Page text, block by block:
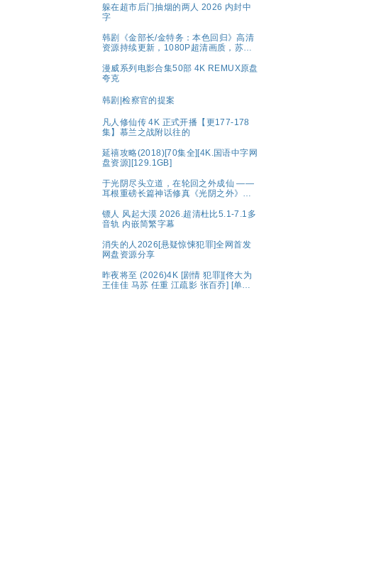
躲在超市后门抽烟的两人 2026 内封中
字
韩剧《金部长/金特务：本色回归》高清
资源持续更新，1080P超清画质，苏志
分享
漫威系列电影合集50部 4K REMUX原盘
夸克
韩剧|检察官的提案
凡人修仙传 4K 正式开播【更177-178
集】慕兰之战附以往的
延禧攻略(2018)[70集全][4K.国语中字网
盘资源][129.1GB]
于光阴尽头立道，在轮回之外成仙 ——
耳根重磅长篇神话修真《光阴之外》典
镖人 风起大漠 2026.超清杜比5.1-7.1多
音轨 内嵌简繁字幕
消失的人2026[悬疑惊悚犯罪]全网首发
网盘资源分享
昨夜将至 (2026)4K [剧情 犯罪][佟大为
王佳佳 马苏 任重 江疏影 张百乔] [单集